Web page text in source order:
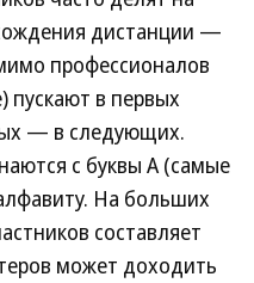
дистанции —
профессионалов
пускают в первых
— в следующих.
с буквы A (самые
На больших
составляет
может доходить